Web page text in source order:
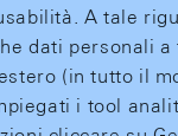
A tale
dati personali
(in tutto il
i tool